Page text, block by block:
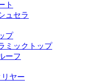
ト
ュセラ
プ
ミックトップ
ーフ
ヤー